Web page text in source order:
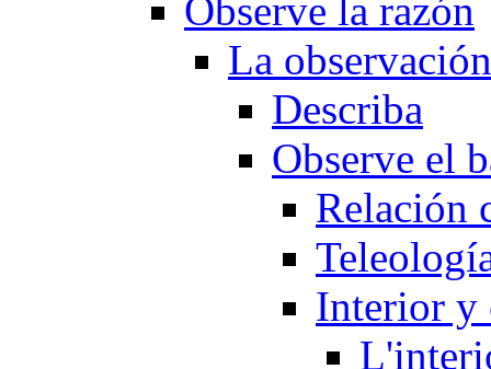
Observe la razón
La
Describa
Observe el
Relación
Interior y